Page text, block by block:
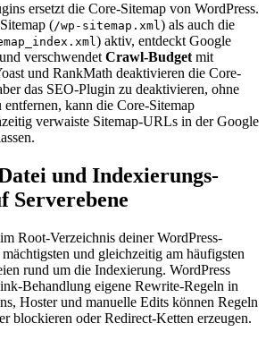
ersetzt die Core-Sitemap von WordPress.
(/wp-sitemap.xml) als auch die
) aktiv, entdeckt Google
verschwendet Crawl-Budget mit
und RankMath deaktivieren die Core-
das SEO-Plugin zu deaktivieren, ohne
kann die Core-Sitemap
verwaiste Sitemap-URLs in der Google
und Indexierungs-
Serverebene
Root-Verzeichnis deiner WordPress-
und gleichzeitig am häufigsten
rund um die Indexierung. WordPress
Behandlung eigene Rewrite-Regeln in
Hoster und manuelle Edits können Regeln
blockieren oder Redirect-Ketten erzeugen.